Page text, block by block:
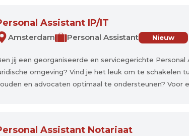
Assistant IP/IT
Amsterdam Personal Assistant Nieuw
jij een georganiseerde en servicegerichte
omgeving? Vind je het leuk om te schakelen
en advocaten optimaal te ondersteunen? Voor
Assistant Notariaat